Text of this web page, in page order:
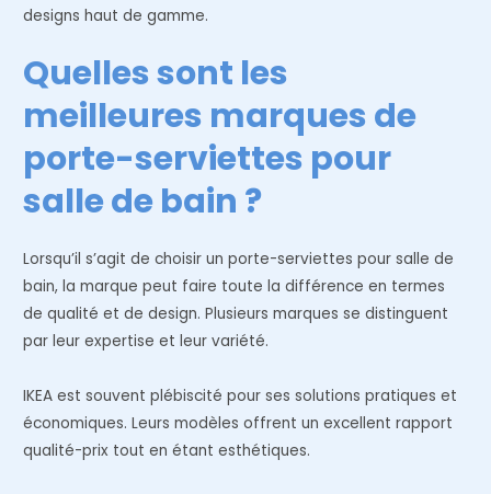
designs haut de gamme.
Quelles sont les
meilleures marques de
porte-serviettes pour
salle de bain ?
Lorsqu’il s’agit de choisir un porte-serviettes pour salle de
bain, la marque peut faire toute la différence en termes
de qualité et de design. Plusieurs marques se distinguent
par leur expertise et leur variété.
IKEA est souvent plébiscité pour ses solutions pratiques et
économiques. Leurs modèles offrent un excellent rapport
qualité-prix tout en étant esthétiques.